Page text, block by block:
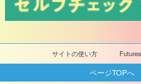
サイトの使い方
ページTOPへ